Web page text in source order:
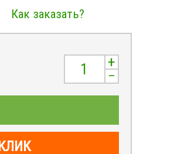
Как заказать?
+
–